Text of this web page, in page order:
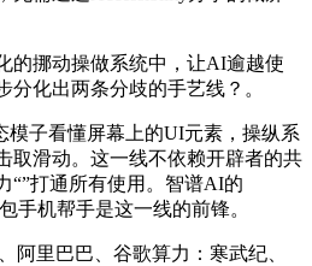
挪动操做系统中，让AI逾越使
分化出两条分歧的手艺线？。
子看懂屏幕上的UI元素，操纵系
取滑动。这一线不依赖开辟者的共
“”打通所有使用。智谱AI的
手机帮手是这一线的前锋。
里巴巴、谷歌算力：寒武纪、